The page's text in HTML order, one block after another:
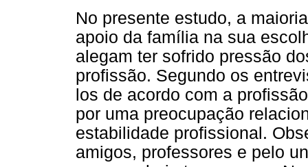
No presente estudo, a
apoio da família na sua
alegam ter sofrido pressão
profissão. Segundo os
los de acordo com a
por uma preocupação
estabilidade profissional.
amigos, professores e pelo